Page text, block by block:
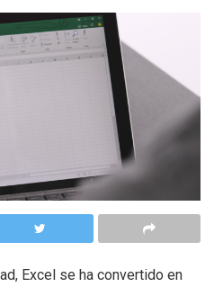
Excel se ha convertido en